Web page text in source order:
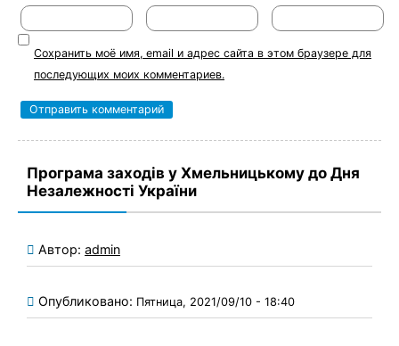
Сохранить моё имя, email и адрес сайта в этом браузере для
последующих моих комментариев.
Програма заходів у Хмельницькому до Дня
Незалежності України
Автор: admin
Опубликовано: Пятница, 2021/09/10 - 18:40